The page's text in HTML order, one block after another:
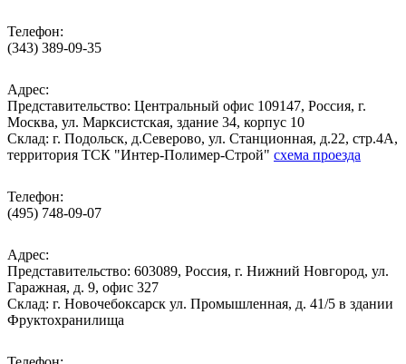
Телефон:
(343) 389-09-35
Адрес:
Представительство: Центральный офис 109147, Россия, г.
Москва, ул. Марксистская, здание 34, корпус 10
Cклад: г. Подольск, д.Северово, ул. Станционная, д.22, стр.4А,
территория ТСК "Интер-Полимер-Строй" схема проезда
Телефон:
(495) 748-09-07
Адрес:
Представительство: 603089, Россия, г. Нижний Новгород, ул.
Гаражная, д. 9, офис 327
Склад: г. Новочебоксарск ул. Промышленная, д. 41/5 в здании
Фруктохранилища